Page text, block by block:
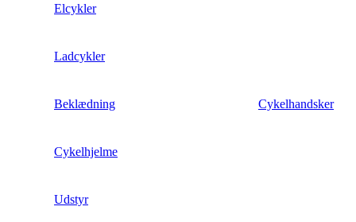
Elcykler
Ladcykler
Beklædning Cykelhandsker
Cykelhjelme
Udstyr